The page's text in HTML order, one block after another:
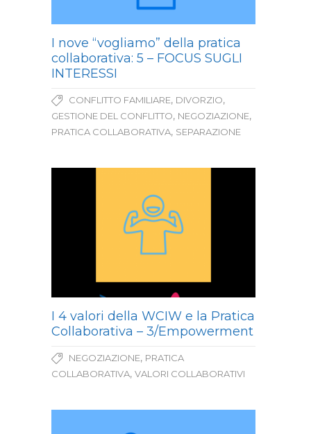
I nove “vogliamo” della pratica
collaborativa: 5 – FOCUS SUGLI
INTERESSI
CONFLITTO FAMILIARE, DIVORZIO,
GESTIONE DEL CONFLITTO, NEGOZIAZIONE,
PRATICA COLLABORATIVA, SEPARAZIONE
I 4 valori della WCIW e la Pratica
Collaborativa – 3/Empowerment
NEGOZIAZIONE, PRATICA
COLLABORATIVA, VALORI COLLABORATIVI